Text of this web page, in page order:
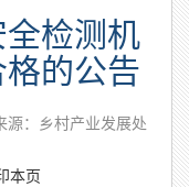
检测机
的公告
源：乡村产业发展处
本页